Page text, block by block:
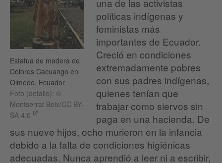
Estatua de madera de
Dolores Cacuango en
Olmedo, Ecuador
Foto (detalle): ©
Montserrat Boix/CC BY-
SA 4.0
una de las activistas
políticas indígenas y
feministas más
importantes de Ecuador.
Creció en condiciones
extremadamente pobres
con sus padres indígenas,
quienes tenían que
trabajar como siervos sin
paga en una hacienda. De
sus nueve hijos, ocho murieron en la infancia
debido a la falta de condiciones higiénicas
adecuadas. Nunca aprendió a leer ni a escribir,